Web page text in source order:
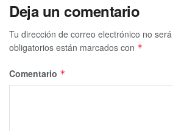
Deja un comentario
Tu dirección de correo electrónico no
obligatorios están marcados con *
Comentario *